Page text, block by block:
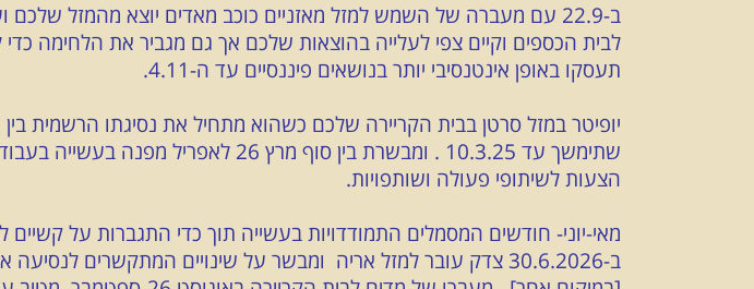
ב-22.9 עם מעברה של השמש למזל מאזניים כוכב מאדים יוצא מהמזל שלכם
לבית הכספים וקיים צפי לעלייה בהוצאות שלכם אך גם מגביר את הלחימה כדי
תעסקו באופן אינטנסיבי יותר בנושאים פיננסיים עד ה-4.11.
שתימשך עד 10.3.25 . ומבשרת בין סוף מרץ 26 לאפריל
הצעות לשיתופי פעולה ושותפויות.
מאי-יוני- חודשים המסמלים התמודדויות בעשייה תוך כדי התגברות על
ב-30.6.2026 צדק עובר למזל אריה ומבשר על שינויים המתקשרים